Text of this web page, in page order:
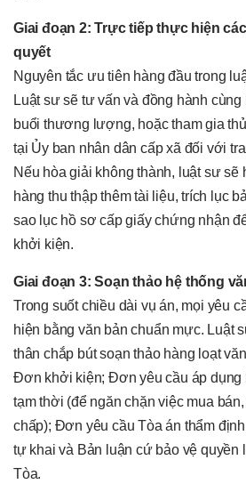
Giai đoạn 2: Trực tiếp thực hiện
quyết
Nguyên tắc ưu tiên hàng đầu trong
Luật sư sẽ tư vấn và đồng hành
buổi thương lượng, hoặc tham gia
tại Ủy ban nhân dân cấp xã đối với
Nếu hòa giải không thành, luật sư sẽ
hàng thu thập thêm tài liệu, trích lục
sao lục hồ sơ cấp giấy chứng nhận
khởi kiện.
Giai đoạn 3: Soạn thảo hệ thống
Trong suốt chiều dài vụ án, mọi yêu
hiện bằng văn bản chuẩn mực. Luật
thân chắp bút soạn thảo hàng loạt
Đơn khởi kiện; Đơn yêu cầu áp dụng
tạm thời (để ngăn chặn việc mua
chấp); Đơn yêu cầu Tòa án thẩm
tự khai và Bản luận cứ bảo vệ quyền
Tòa.